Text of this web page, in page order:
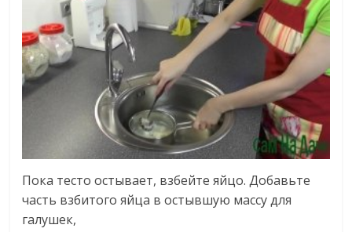
Пока тесто остывает, взбейте яйцо. Добавьте
часть взбитого яйца в остывшую массу для
галушек,